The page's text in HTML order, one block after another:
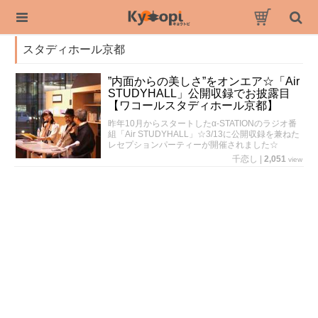
スタディホール京都
”内面からの美しさ”をオンエア☆「Air
STUDYHALL」公開収録でお披露目
【ワコールスタディホール京都】
昨年10月からスタートしたα-STATIONのラジオ番
組「Air STUDYHALL」☆3/13に公開収録を兼ねた
レセプションパーティーが開催されました☆
千恋し
2,051 view